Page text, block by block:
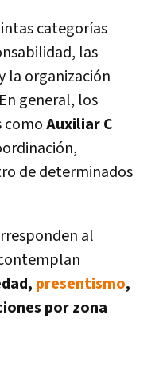
categorías
las
la organización
general, los
comoAuxiliar C
de determinados
al
presentismo,
por zona